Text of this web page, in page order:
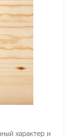
характер и